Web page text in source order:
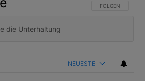
FOLGE DIESER
FOLGEN
NEUESTE